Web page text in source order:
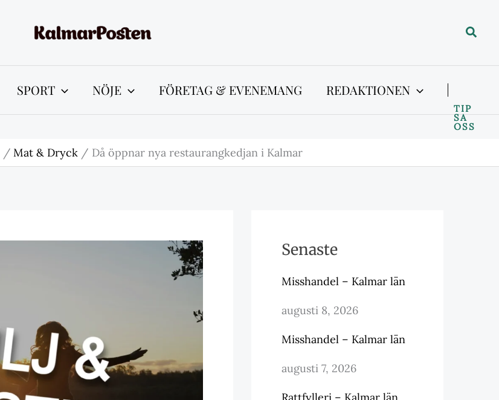
Sök
SPORT NÖJE FÖRETAG & EVENEMANG REDAKTIONEN
TIP
SA
OSS
Mat & Dryck Då öppnar nya restaurangkedjan i Kalmar
Senaste
Misshandel – Kalmar län
augusti 8, 2026
Misshandel – Kalmar län
augusti 7, 2026